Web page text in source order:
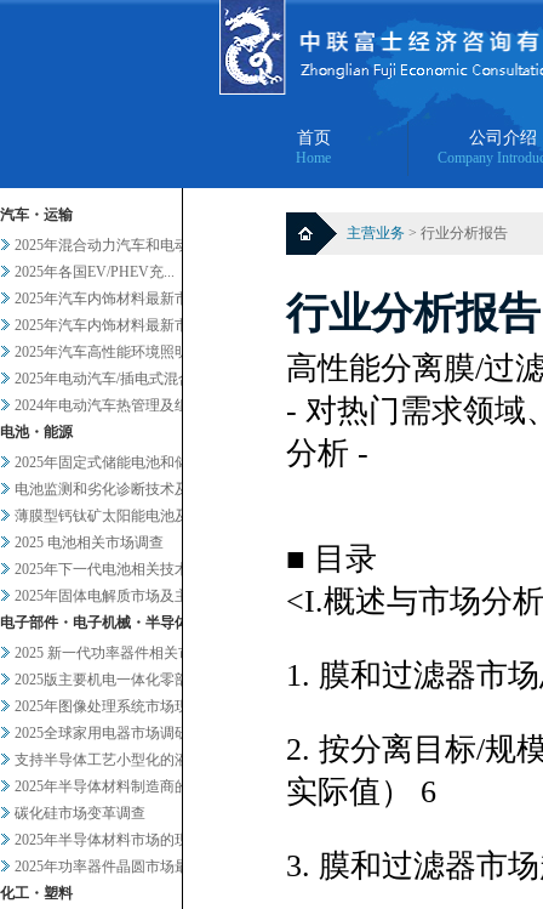
首页
Home
公司介绍
Company
汽车・运输
2025年混合动力汽车和电动汽...
2025年各国EV/PHEV充...
2025年汽车内饰材料最新市场...
2025年汽车内饰材料最新市场...
2025年汽车高性能环境照明的...
2025年电动汽车/插电式混合...
2024年电动汽车热管理及组件...
电池・能源
2025年固定式储能电池和储能...
电池监测和劣化诊断技术及服务当...
薄膜型钙钛矿太阳能电池及其他轻...
2025 电池相关市场调查
2025年下一代电池相关技术及...
2025年固体电解质市场及主要...
电子部件・电子机械・半导体
2025 新一代功率器件相关市...
2025版主要机电一体化零部件...
2025年图像处理系统市场现状...
2025全球家用电器市场调研
支持半导体工艺小型化的液体过滤...
2025年半导体材料制造商的业...
碳化硅市场变革调查
2025年半导体材料市场的现状...
2025年功率器件晶圆市场最新...
化工・塑料
主营业务 > 行业分析报告
行业分析报告
高性能分离膜/过
- 对热门需求领域
分析 -
■ 目录
<I.概述与市场分
1. 膜和过滤器市
2. 按分离目标/规
实际值） 6
3. 膜和过滤器市